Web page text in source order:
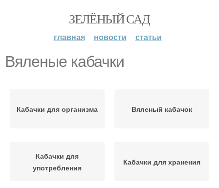
ЗЕЛЁНЫЙ САД
главная новости статьи
Вяленые кабачки
Кабачки для организма Вяленый кабачок
Кабачки для
употребления
Кабачки для хранения